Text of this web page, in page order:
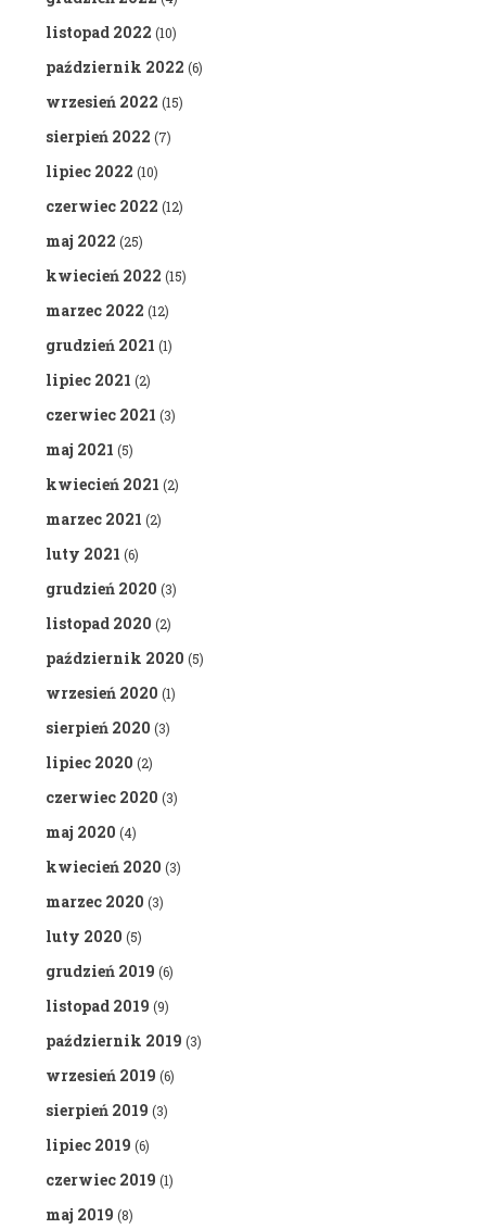
listopad 2022 (10)
październik 2022 (6)
wrzesień 2022 (15)
sierpień 2022 (7)
lipiec 2022 (10)
czerwiec 2022 (12)
maj 2022 (25)
kwiecień 2022 (15)
marzec 2022 (12)
grudzień 2021 (1)
lipiec 2021 (2)
czerwiec 2021 (3)
maj 2021 (5)
kwiecień 2021 (2)
marzec 2021 (2)
luty 2021 (6)
grudzień 2020 (3)
listopad 2020 (2)
październik 2020 (5)
wrzesień 2020 (1)
sierpień 2020 (3)
lipiec 2020 (2)
czerwiec 2020 (3)
maj 2020 (4)
kwiecień 2020 (3)
marzec 2020 (3)
luty 2020 (5)
grudzień 2019 (6)
listopad 2019 (9)
październik 2019 (3)
wrzesień 2019 (6)
sierpień 2019 (3)
lipiec 2019 (6)
czerwiec 2019 (1)
maj 2019 (8)